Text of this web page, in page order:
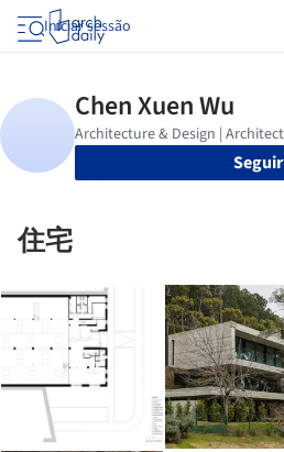
Iniciar sessão
Seguir
住宅